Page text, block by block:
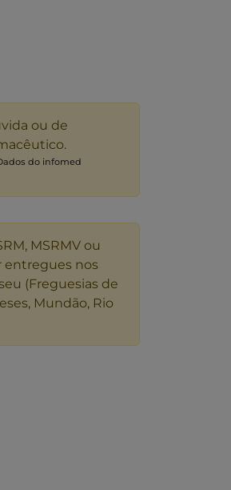
ou de
do infomed
MSRMV ou
entregues nos
(Freguesias de
Mundão, Rio
de origem pós-